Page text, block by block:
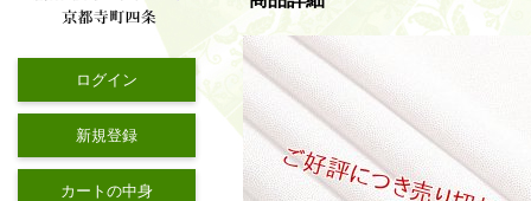
ログイン
新規登録
カートの中身